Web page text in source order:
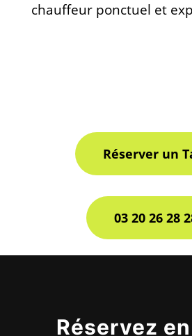
chauffeur ponctuel et
Réserver un
03 20 26 28
Réservez